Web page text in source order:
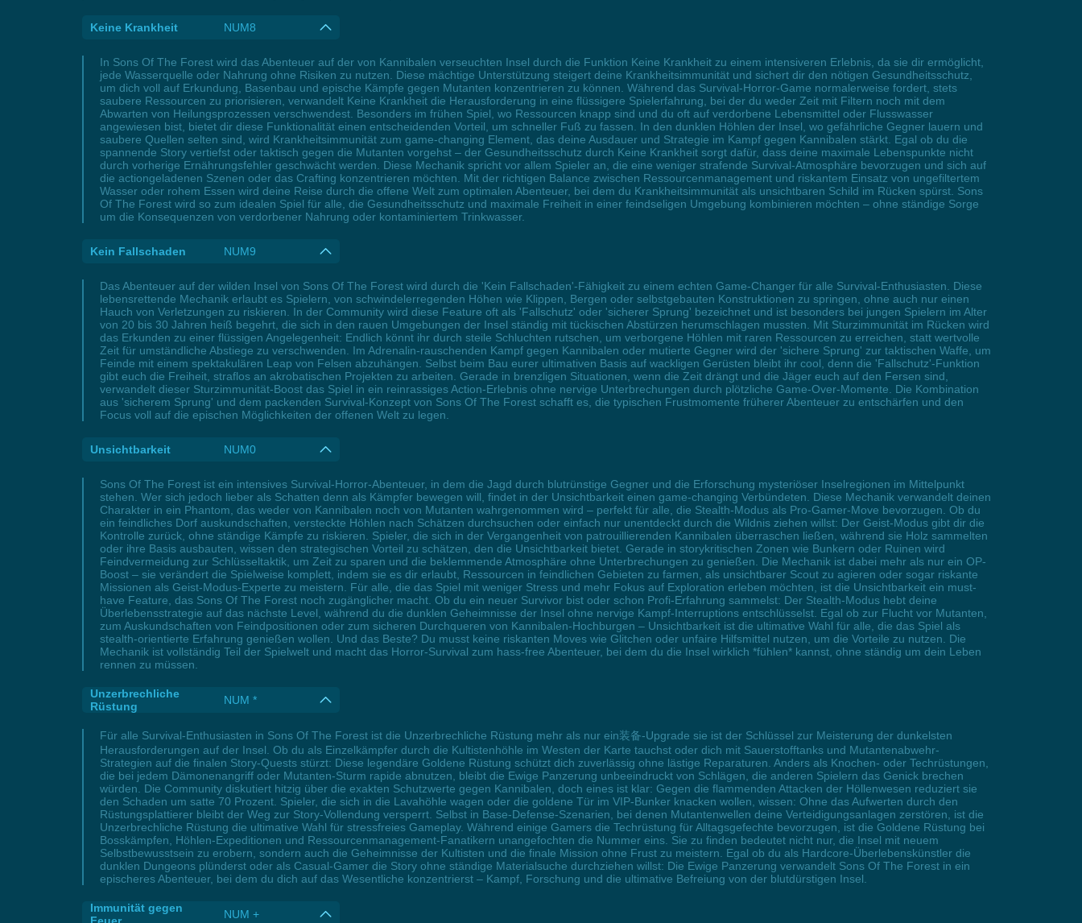
Keine Krankheit NUM8
In Sons Of The Forest wird das Abenteuer auf der von Kannibalen verseuchten Insel durch die Funktion Keine Krankheit zu einem intensiveren Erlebnis, da sie dir ermöglicht,
jede Wasserquelle oder Nahrung ohne Risiken zu nutzen. Diese mächtige Unterstützung steigert deine Krankheitsimmunität und sichert dir den nötigen Gesundheitsschutz,
um dich voll auf Erkundung, Basenbau und epische Kämpfe gegen Mutanten konzentrieren zu können. Während das Survival-Horror-Game normalerweise fordert, stets
saubere Ressourcen zu priorisieren, verwandelt Keine Krankheit die Herausforderung in eine flüssigere Spielerfahrung, bei der du weder Zeit mit Filtern noch mit dem
Abwarten von Heilungsprozessen verschwendest. Besonders im frühen Spiel, wo Ressourcen knapp sind und du oft auf verdorbene Lebensmittel oder Flusswasser
angewiesen bist, bietet dir diese Funktionalität einen entscheidenden Vorteil, um schneller Fuß zu fassen. In den dunklen Höhlen der Insel, wo gefährliche Gegner lauern und
saubere Quellen selten sind, wird Krankheitsimmunität zum game-changing Element, das deine Ausdauer und Strategie im Kampf gegen Kannibalen stärkt. Egal ob du die
spannende Story vertiefst oder taktisch gegen die Mutanten vorgehst – der Gesundheitsschutz durch Keine Krankheit sorgt dafür, dass deine maximale Lebenspunkte nicht
durch vorherige Ernährungsfehler geschwächt werden. Diese Mechanik spricht vor allem Spieler an, die eine weniger strafende Survival-Atmosphäre bevorzugen und sich auf
die actiongeladenen Szenen oder das Crafting konzentrieren möchten. Mit der richtigen Balance zwischen Ressourcenmanagement und riskantem Einsatz von ungefiltertem
Wasser oder rohem Essen wird deine Reise durch die offene Welt zum optimalen Abenteuer, bei dem du Krankheitsimmunität als unsichtbaren Schild im Rücken spürst. Sons
Of The Forest wird so zum idealen Spiel für alle, die Gesundheitsschutz und maximale Freiheit in einer feindseligen Umgebung kombinieren möchten – ohne ständige Sorge
um die Konsequenzen von verdorbener Nahrung oder kontaminiertem Trinkwasser.
Kein Fallschaden NUM9
Das Abenteuer auf der wilden Insel von Sons Of The Forest wird durch die 'Kein Fallschaden'-Fähigkeit zu einem echten Game-Changer für alle Survival-Enthusiasten. Diese
lebensrettende Mechanik erlaubt es Spielern, von schwindelerregenden Höhen wie Klippen, Bergen oder selbstgebauten Konstruktionen zu springen, ohne auch nur einen
Hauch von Verletzungen zu riskieren. In der Community wird diese Feature oft als 'Fallschutz' oder 'sicherer Sprung' bezeichnet und ist besonders bei jungen Spielern im Alter
von 20 bis 30 Jahren heiß begehrt, die sich in den rauen Umgebungen der Insel ständig mit tückischen Abstürzen herumschlagen mussten. Mit Sturzimmunität im Rücken wird
das Erkunden zu einer flüssigen Angelegenheit: Endlich könnt ihr durch steile Schluchten rutschen, um verborgene Höhlen mit raren Ressourcen zu erreichen, statt wertvolle
Zeit für umständliche Abstiege zu verschwenden. Im Adrenalin-rauschenden Kampf gegen Kannibalen oder mutierte Gegner wird der 'sichere Sprung' zur taktischen Waffe, um
Feinde mit einem spektakulären Leap von Felsen abzuhängen. Selbst beim Bau eurer ultimativen Basis auf wackligen Gerüsten bleibt ihr cool, denn die 'Fallschutz'-Funktion
gibt euch die Freiheit, straflos an akrobatischen Projekten zu arbeiten. Gerade in brenzligen Situationen, wenn die Zeit drängt und die Jäger euch auf den Fersen sind,
verwandelt dieser Sturzimmunität-Boost das Spiel in ein reinrassiges Action-Erlebnis ohne nervige Unterbrechungen durch plötzliche Game-Over-Momente. Die Kombination
aus 'sicherem Sprung' und dem packenden Survival-Konzept von Sons Of The Forest schafft es, die typischen Frustmomente früherer Abenteuer zu entschärfen und den
Focus voll auf die epischen Möglichkeiten der offenen Welt zu legen.
Unsichtbarkeit NUM0
Sons Of The Forest ist ein intensives Survival-Horror-Abenteuer, in dem die Jagd durch blutrünstige Gegner und die Erforschung mysteriöser Inselregionen im Mittelpunkt
stehen. Wer sich jedoch lieber als Schatten denn als Kämpfer bewegen will, findet in der Unsichtbarkeit einen game-changing Verbündeten. Diese Mechanik verwandelt deinen
Charakter in ein Phantom, das weder von Kannibalen noch von Mutanten wahrgenommen wird – perfekt für alle, die Stealth-Modus als Pro-Gamer-Move bevorzugen. Ob du
ein feindliches Dorf auskundschaften, versteckte Höhlen nach Schätzen durchsuchen oder einfach nur unentdeckt durch die Wildnis ziehen willst: Der Geist-Modus gibt dir die
Kontrolle zurück, ohne ständige Kämpfe zu riskieren. Spieler, die sich in der Vergangenheit von patrouillierenden Kannibalen überraschen ließen, während sie Holz sammelten
oder ihre Basis ausbauten, wissen den strategischen Vorteil zu schätzen, den die Unsichtbarkeit bietet. Gerade in storykritischen Zonen wie Bunkern oder Ruinen wird
Feindvermeidung zur Schlüsseltaktik, um Zeit zu sparen und die beklemmende Atmosphäre ohne Unterbrechungen zu genießen. Die Mechanik ist dabei mehr als nur ein OP-
Boost – sie verändert die Spielweise komplett, indem sie es dir erlaubt, Ressourcen in feindlichen Gebieten zu farmen, als unsichtbarer Scout zu agieren oder sogar riskante
Missionen als Geist-Modus-Experte zu meistern. Für alle, die das Spiel mit weniger Stress und mehr Fokus auf Exploration erleben möchten, ist die Unsichtbarkeit ein must-
have Feature, das Sons Of The Forest noch zugänglicher macht. Ob du ein neuer Survivor bist oder schon Profi-Erfahrung sammelst: Der Stealth-Modus hebt deine
Überlebensstrategie auf das nächste Level, während du die dunklen Geheimnisse der Insel ohne nervige Kampf-Interruptions entschlüsselst. Egal ob zur Flucht vor Mutanten,
zum Auskundschaften von Feindpositionen oder zum sicheren Durchqueren von Kannibalen-Hochburgen – Unsichtbarkeit ist die ultimative Wahl für alle, die das Spiel als
stealth-orientierte Erfahrung genießen wollen. Und das Beste? Du musst keine riskanten Moves wie Glitchen oder unfaire Hilfsmittel nutzen, um die Vorteile zu nutzen. Die
Mechanik ist vollständig Teil der Spielwelt und macht das Horror-Survival zum hass-free Abenteuer, bei dem du die Insel wirklich *fühlen* kannst, ohne ständig um dein Leben
rennen zu müssen.
Unzerbrechliche
Rüstung
NUM *
Für alle Survival-Enthusiasten in Sons Of The Forest ist die Unzerbrechliche Rüstung mehr als nur ein装备-Upgrade sie ist der Schlüssel zur Meisterung der dunkelsten
Herausforderungen auf der Insel. Ob du als Einzelkämpfer durch die Kultistenhöhle im Westen der Karte tauchst oder dich mit Sauerstofftanks und Mutantenabwehr-
Strategien auf die finalen Story-Quests stürzt: Diese legendäre Goldene Rüstung schützt dich zuverlässig ohne lästige Reparaturen. Anders als Knochen- oder Techrüstungen,
die bei jedem Dämonenangriff oder Mutanten-Sturm rapide abnutzen, bleibt die Ewige Panzerung unbeeindruckt von Schlägen, die anderen Spielern das Genick brechen
würden. Die Community diskutiert hitzig über die exakten Schutzwerte gegen Kannibalen, doch eines ist klar: Gegen die flammenden Attacken der Höllenwesen reduziert sie
den Schaden um satte 70 Prozent. Spieler, die sich in die Lavahöhle wagen oder die goldene Tür im VIP-Bunker knacken wollen, wissen: Ohne das Aufwerten durch den
Rüstungsplattierer bleibt der Weg zur Story-Vollendung versperrt. Selbst in Base-Defense-Szenarien, bei denen Mutantenwellen deine Verteidigungsanlagen zerstören, ist die
Unzerbrechliche Rüstung die ultimative Wahl für stressfreies Gameplay. Während einige Gamers die Techrüstung für Alltagsgefechte bevorzugen, ist die Goldene Rüstung bei
Bosskämpfen, Höhlen-Expeditionen und Ressourcenmanagement-Fanatikern unangefochten die Nummer eins. Sie zu finden bedeutet nicht nur, die Insel mit neuem
Selbstbewusstsein zu erobern, sondern auch die Geheimnisse der Kultisten und die finale Mission ohne Frust zu meistern. Egal ob du als Hardcore-Überlebenskünstler die
dunklen Dungeons plünderst oder als Casual-Gamer die Story ohne ständige Materialsuche durchziehen willst: Die Ewige Panzerung verwandelt Sons Of The Forest in ein
epischeres Abenteuer, bei dem du dich auf das Wesentliche konzentrierst – Kampf, Forschung und die ultimative Befreiung von der blutdürstigen Insel.
Immunität gegen
NUM +